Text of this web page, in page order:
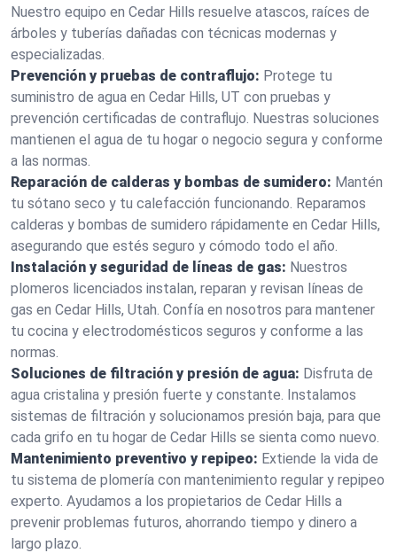
Nuestro equipo en Cedar Hills resuelve atascos, raíces de
árboles y tuberías dañadas con técnicas modernas y
especializadas.
Prevención y pruebas de contraflujo: Protege tu
suministro de agua en Cedar Hills, UT con pruebas y
prevención certificadas de contraflujo. Nuestras soluciones
mantienen el agua de tu hogar o negocio segura y conforme
a las normas.
Reparación de calderas y bombas de sumidero: Mantén
tu sótano seco y tu calefacción funcionando. Reparamos
calderas y bombas de sumidero rápidamente en Cedar Hills,
asegurando que estés seguro y cómodo todo el año.
Instalación y seguridad de líneas de gas: Nuestros
plomeros licenciados instalan, reparan y revisan líneas de
gas en Cedar Hills, Utah. Confía en nosotros para mantener
tu cocina y electrodomésticos seguros y conforme a las
normas.
Soluciones de filtración y presión de agua: Disfruta de
agua cristalina y presión fuerte y constante. Instalamos
sistemas de filtración y solucionamos presión baja, para que
cada grifo en tu hogar de Cedar Hills se sienta como nuevo.
Mantenimiento preventivo y repipeo: Extiende la vida de
tu sistema de plomería con mantenimiento regular y repipeo
experto. Ayudamos a los propietarios de Cedar Hills a
prevenir problemas futuros, ahorrando tiempo y dinero a
largo plazo.